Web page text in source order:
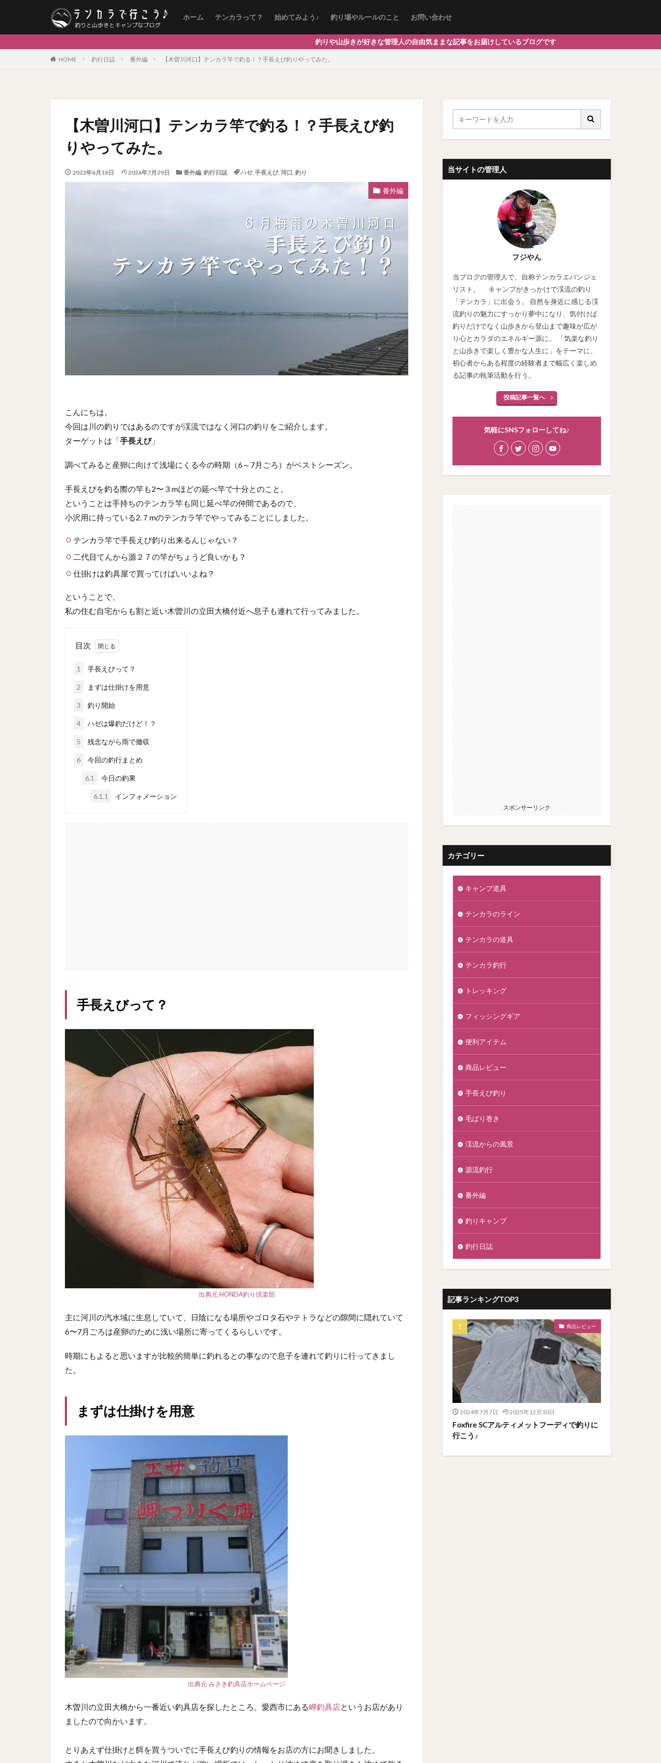
ホーム テンカラって？ 始めてみよう♪ 釣り場やルールのこと お問い合わせ
釣りや山歩きが好きな管理人の自由気ままな記事をお届けしているブログです
HOME 釣行日誌 番外編 【木曽川河口】テンカラ竿で釣る！？手長えび釣りやってみた。
【木曽川河口】テンカラ竿で釣る！？手長えび釣
りやってみた。
2022年6月18日 2026年7月29日 番外編, 釣行日誌 ハゼ, 手長えび, 河口, 釣り
番外編
こんにちは。
今回は川の釣りではあるのですが渓流ではなく河口の釣りをご紹介します。
ターゲットは「手長えび」
調べてみると産卵に向けて浅場にくる今の時期（6～7月ごろ）がベストシーズン。
手長えびを釣る際の竿も2〜３mほどの延べ竿で十分とのこと。
ということは手持ちのテンカラ竿も同じ延べ竿の仲間であるので、
小沢用に持っている2.７mのテンカラ竿でやってみることにしました。
テンカラ竿で手長えび釣り出来るんじゃない？
二代目てんから源２７の竿がちょうど良いかも？
仕掛けは釣具屋で買ってけばいいよね？
ということで、
私の住む自宅からも割と近い木曽川の立田大橋付近へ息子も連れて行ってみました。
目次
1 手長えびって？
2 まずは仕掛けを用意
3 釣り開始
4 ハゼは爆釣だけど！？
5 残念ながら雨で撤収
6 今回の釣行まとめ
6.1 今日の釣果
6.1.1 インフォメーション
手長えびって？
出典元 HONDA釣り倶楽部
主に河川の汽水域に生息していて、日陰になる場所やゴロタ石やテトラなどの隙間に隠れていて
6〜7月ごろは産卵のために浅い場所に寄ってくるらしいです。
時期にもよると思いますが比較的簡単に釣れるとの事なので息子を連れて釣りに行ってきまし
た。
まずは仕掛けを用意
出典元 みさき釣具店ホームページ
木曽川の立田大橋から一番近い釣具店を探したところ、愛西市にある岬釣具店というお店があり
ましたので向かいます。
とりあえず仕掛けと餌を買うついでに手長えび釣りの情報をお店の方にお聞きしました。
当サイトの管理人
フジやん
当ブログの管理人で、自称テンカラエバンジェ
リスト。 キャンプがきっかけで渓流の釣り
「テンカラ」に出会う。 自然を身近に感じる渓
流釣りの魅力にすっかり夢中になり、気付けば
釣りだけでなく山歩きから登山まで趣味が広が
り心とカラダのエネルギー源に。 「気楽な釣り
と山歩きで楽しく豊かな人生に」をテーマに、
初心者からある程度の経験者まで幅広く楽しめ
る記事の執筆活動を行う。
投稿記事一覧へ
気軽にSNSフォローしてね♪
スポンサーリンク
カテゴリー
キャンプ道具
テンカラのライン
テンカラの道具
テンカラ釣行
トレッキング
フィッシングギア
便利アイテム
商品レビュー
手長えび釣り
毛ばり巻き
渓流からの風景
源流釣行
番外編
釣りキャンプ
釣行日誌
記事ランキングTOP3
商品レビュー
2024年7月7日 2025年12月30日
Foxfire SCアルティメットフーディで釣りに
行こう♪